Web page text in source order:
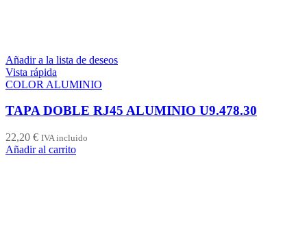
Añadir a la lista de deseos
Vista rápida
COLOR ALUMINIO
TAPA DOBLE RJ45 ALUMINIO U9.478.30
22,20 € IVA incluido
Añadir al carrito